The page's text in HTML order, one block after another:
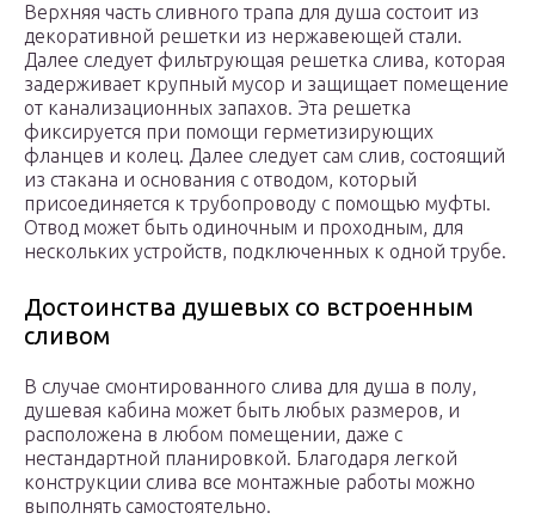
Верхняя часть сливного трапа для душа состоит из
декоративной решетки из нержавеющей стали.
Далее следует фильтрующая решетка слива, которая
задерживает крупный мусор и защищает помещение
от канализационных запахов. Эта решетка
фиксируется при помощи герметизирующих
фланцев и колец. Далее следует сам слив, состоящий
из стакана и основания с отводом, который
присоединяется к трубопроводу с помощью муфты.
Отвод может быть одиночным и проходным, для
нескольких устройств, подключенных к одной трубе.
Достоинства душевых со встроенным
сливом
В случае смонтированного слива для душа в полу,
душевая кабина может быть любых размеров, и
расположена в любом помещении, даже с
нестандартной планировкой. Благодаря легкой
конструкции слива все монтажные работы можно
выполнять самостоятельно.